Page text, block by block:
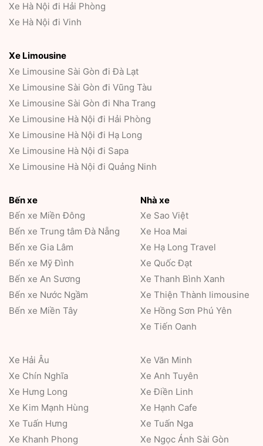
Xe Hà Nội đi Hải Phòng
Xe Hà Nội đi Vinh
Xe Limousine
Xe Limousine Sài Gòn đi Đà Lạt
Xe Limousine Sài Gòn đi Vũng Tàu
Xe Limousine Sài Gòn đi Nha Trang
Xe Limousine Hà Nội đi Hải Phòng
Xe Limousine Hà Nội đi Hạ Long
Xe Limousine Hà Nội đi Sapa
Xe Limousine Hà Nội đi Quảng Ninh
Bến xe
Bến xe Miền Đông
Bến xe Trung tâm Đà Nẵng
Bến xe Gia Lâm
Bến xe Mỹ Đình
Bến xe An Sương
Bến xe Nước Ngầm
Bến xe Miền Tây
Nhà xe
Xe Sao Việt
Xe Hoa Mai
Xe Hạ Long Travel
Xe Quốc Đạt
Xe Thanh Bình Xanh
Xe Thiện Thành limousine
Xe Hồng Sơn Phú Yên
Xe Tiến Oanh
Xe Hải Âu
Xe Chín Nghĩa
Xe Hưng Long
Xe Kim Mạnh Hùng
Xe Tuấn Hưng
Xe Khanh Phong
Xe Văn Minh
Xe Anh Tuyên
Xe Điền Linh
Xe Hạnh Cafe
Xe Tuấn Nga
Xe Ngọc Ánh Sài Gòn